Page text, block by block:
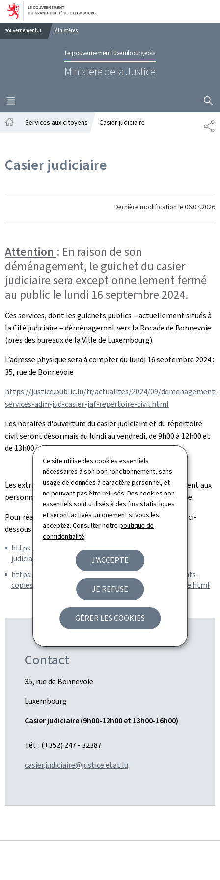
Ce site utilise des cookies essentiels
nécessaires à son bon fonctionnement, sans
usage de données à caractère personnel, et
ne pouvant pas être refusés. Des cookies non
essentiels sont utilisés à des fins statistiques
et seront activés uniquement si vous les
acceptez. Consulter notrepolitique de
confidentialité.
J'ACCEPTE
JE REFUSE
GÉRER LES COOKIES
Aller au menu principal
Aller au contenu
gouvernement.lu Ministères
Le gouvernement luxembourgeois
Ministère de la Justice
MENU
PRINCIPAL
Services aux citoyens Casier judiciaire
Casier judiciaire
Dernière modification le 06.07.2026
Attention : En raison de son
déménagement, le guichet du casier
judiciaire sera exceptionnellement fermé
au public le lundi 16 septembre 2024.
Ces services, dont les guichets publics – actuellement situés à
la Cité judiciaire – déménageront vers la Rocade de Bonnevoie
(près des bureaux de la Ville de Luxembourg).
L’adresse physique sera à compter du lundi 16 septembre 2024 :
35, rue de Bonnevoie
https://justice.public.lu/fr/actualites/2024/09/demenagement-
services-adm-jud-casier-jaf-repertoire-civil.html
Les horaires d'ouverture du casier judiciaire et du répertoire
civil seront désormais du lundi au vendredi, de 9h00 à 12h00 et
de 13h00 à 16h00.
Les extraits du casier judiciaire sont délivrés gratuitement aux
personnes physiques ou morales qui en font la demande.
Pour réaliser une demande, veuillez consulter les liens ci-
dessous :
https://justice.public.lu/fr/affaires-penales/casier-
judiciaire.html
https://guichet.public.lu/fr/citoyens/justice/certificats-
copies-actes-casier-judiciaire/extrait-casier-judiciaire.html
Contact
35, rue de Bonnevoie
Luxembourg
Casier judiciaire (9h00-12h00 et 13h00-16h00)
Tél. : (+352) 247 - 32387
casier.judiciaire@justice.etat.lu